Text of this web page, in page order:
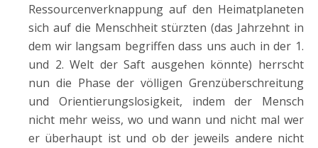
Ressourcenverknappung auf den Heimatplaneten
sich auf die Menschheit stürzten (das Jahrzehnt in
dem wir langsam begriffen dass uns auch in der 1.
und 2. Welt der Saft ausgehen könnte) herrscht
nun die Phase der völligen Grenzüberschreitung
und Orientierungslosigkeit, indem der Mensch
nicht mehr weiss, wo und wann und nicht mal wer
er überhaupt ist und ob der jeweils andere nicht